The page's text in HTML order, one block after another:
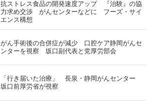
抗ストレス食品の開発速度アップ 『治験』の協
力求め交渉 がんセンターなどに フーズ・サイ
エンス構想
がん手術後の合併症が減少 口腔ケア静岡がんセ
ンターを視察 坂口副代表と党厚労部会
「行き届いた治療」 長泉・静岡がんセンター
坂口前厚労省が視察